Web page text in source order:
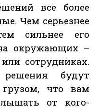
все более
Чем серьезнее
сильнее его
окружающих –
сотрудниках.
будут
что вам
от кого-